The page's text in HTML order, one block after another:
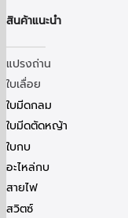
สินค้าแนะนำ
แปรงถ่าน
ใบเลื่อย
ใบมีดกลม
ใบมีดตัดหญ้า
ใบกบ
อะไหล่กบ
สายไฟ
สวิตซ์